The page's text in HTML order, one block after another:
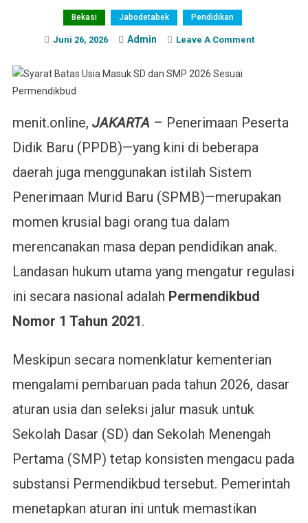
Bekasi Jabodetabek Pendidikan
Juni 26, 2026 Admin Leave A CommentOn
SD
SMP
menit.online, JAKARTA– Penerimaan Peserta
Didik Baru (PPDB)—yang kini di beberapa
daerah juga menggunakan istilah Sistem
Penerimaan Murid Baru (SPMB)—merupakan
momen krusial bagi orang tua dalam
merencanakan masa depan pendidikan anak.
Landasan hukum utama yang mengatur regulasi
ini secara nasional adalah Permendikbud
Nomor 1 Tahun 2021.
Meskipun secara nomenklatur kementerian
mengalami pembaruan pada tahun 2026, dasar
aturan usia dan seleksi jalur masuk untuk
Sekolah Dasar (SD) dan Sekolah Menengah
Pertama (SMP) tetap konsisten mengacu pada
substansi Permendikbud tersebut. Pemerintah
menetapkan aturan ini untuk memastikan